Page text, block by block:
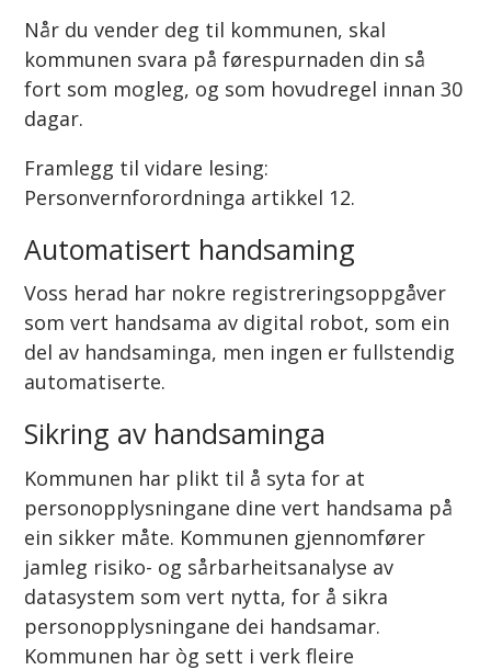
Når du vender deg til kommunen, skal
kommunen svara på førespurnaden din så
fort som mogleg, og som hovudregel innan 30
dagar.
Framlegg til vidare lesing:
Personvernforordninga artikkel 12.
Automatisert handsaming
Voss herad har nokre registreringsoppgåver
som vert handsama av digital robot, som ein
del av handsaminga, men ingen er fullstendig
automatiserte.
Sikring av handsaminga
Kommunen har plikt til å syta for at
personopplysningane dine vert handsama på
ein sikker måte. Kommunen gjennomfører
jamleg risiko- og sårbarheitsanalyse av
datasystem som vert nytta, for å sikra
personopplysningane dei handsamar.
Kommunen har òg sett i verk fleire